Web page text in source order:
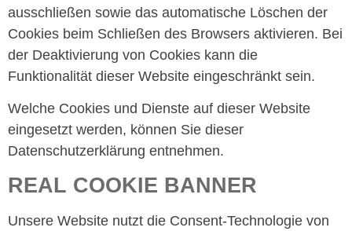
ausschließen sowie das automatische Löschen der
Cookies beim Schließen des Browsers aktivieren. Bei
der Deaktivierung von Cookies kann die
Funktionalität dieser Website eingeschränkt sein.
Welche Cookies und Dienste auf dieser Website
eingesetzt werden, können Sie dieser
Datenschutzerklärung entnehmen.
REAL COOKIE BANNER
Unsere Website nutzt die Consent-Technologie von